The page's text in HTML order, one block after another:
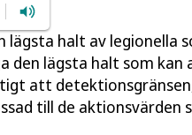
lägsta halt av legionella
den lägsta halt som kan
att
till de aktionsvärden